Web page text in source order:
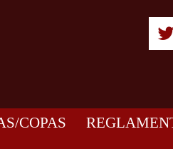
COPAS